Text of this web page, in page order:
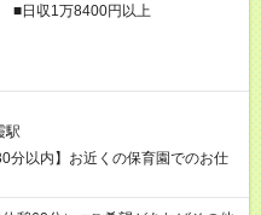
日収1万8400円以上
駅
分以内】お近くの保育園でのお仕